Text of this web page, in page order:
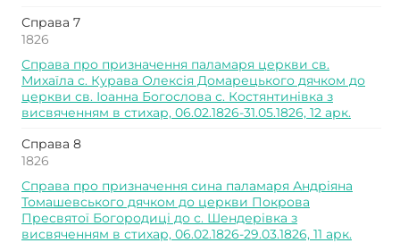
Справа 7
1826
Справа про призначення паламаря церкви св.
Михаїла с. Курава Олексія Домарецького дячком до
церкви св. Іоанна Богослова с. Костянтинівка з
висвяченням в стихар, 06.02.1826-31.05.1826, 12 арк.
Справа 8
1826
Справа про призначення сина паламаря Андріяна
Томашевського дячком до церкви Покрова
Пресвятої Богородиці до с. Шендерівка з
висвяченням в стихар, 06.02.1826-29.03.1826, 11 арк.